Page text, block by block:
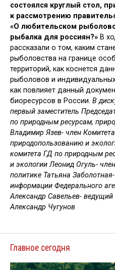
состоялся круглый стол,
к рассмотрению
«О любительском
рыбалка для россиян?» В
рассказали о том, каким
рыболовства на границе
территорий, как коснется
рыболовов и
как повлияет данный
биоресурсов в России. В
первый заместитель
по природным ресурсам,
Владимир Язев- член
природопользованию и
комитета ГД по природным
и экологии Леонид Огуль-
политике Татьяна
информации Федерального
Александр Савельев- ведущий
Александр Чугунов
Главное сегодня